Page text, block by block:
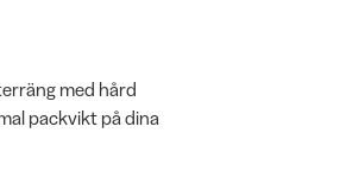
med hård
packvikt på dina